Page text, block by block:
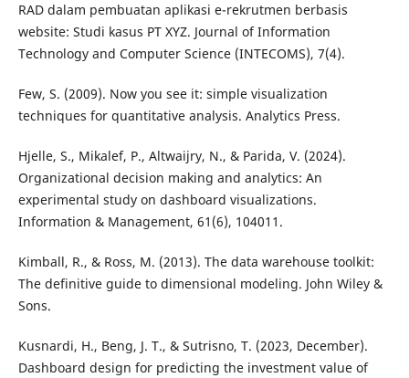
RAD dalam pembuatan aplikasi e-rekrutmen berbasis
website: Studi kasus PT XYZ. Journal of Information
Technology and Computer Science (INTECOMS), 7(4).
Few, S. (2009). Now you see it: simple visualization
techniques for quantitative analysis. Analytics Press.
Hjelle, S., Mikalef, P., Altwaijry, N., & Parida, V. (2024).
Organizational decision making and analytics: An
experimental study on dashboard visualizations.
Information & Management, 61(6), 104011.
Kimball, R., & Ross, M. (2013). The data warehouse toolkit:
The definitive guide to dimensional modeling. John Wiley &
Sons.
Kusnardi, H., Beng, J. T., & Sutrisno, T. (2023, December).
Dashboard design for predicting the investment value of